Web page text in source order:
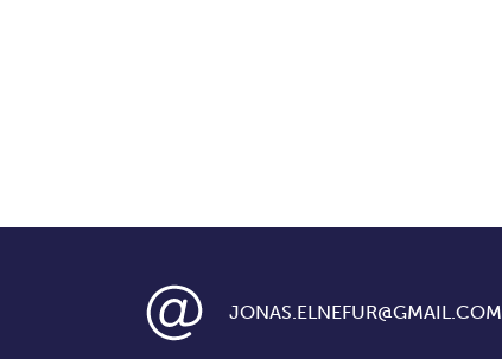
JONAS.ELNEFUR@GMAIL.COM